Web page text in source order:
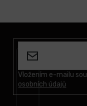
Vložením e-mailu
osobních údajů